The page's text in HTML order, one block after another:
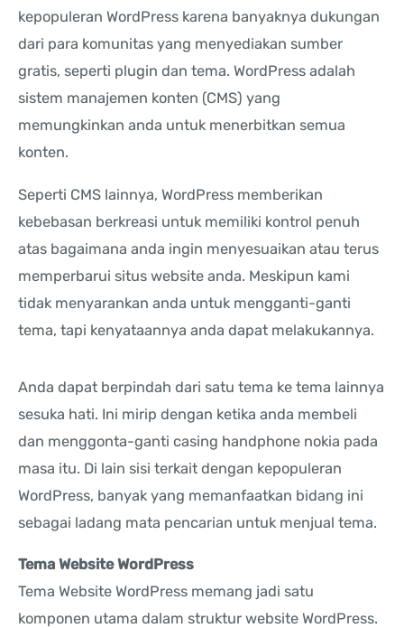
kepopuleran WordPress karena banyaknya dukungan
dari para komunitas yang menyediakan sumber
gratis, seperti plugin dan tema. WordPress adalah
sistem manajemen konten (CMS) yang
memungkinkan anda untuk menerbitkan semua
konten.
Seperti CMS lainnya, WordPress memberikan
kebebasan berkreasi untuk memiliki kontrol penuh
atas bagaimana anda ingin menyesuaikan atau terus
memperbarui situs website anda. Meskipun kami
tidak menyarankan anda untuk mengganti-ganti
tema, tapi kenyataannya anda dapat melakukannya.
Anda dapat berpindah dari satu tema ke tema lainnya
sesuka hati. Ini mirip dengan ketika anda membeli
dan menggonta-ganti casing handphone nokia pada
masa itu. Di lain sisi terkait dengan kepopuleran
WordPress, banyak yang memanfaatkan bidang ini
sebagai ladang mata pencarian untuk menjual tema.
Tema Website WordPress
Tema Website WordPress memang jadi satu
komponen utama dalam struktur website WordPress.